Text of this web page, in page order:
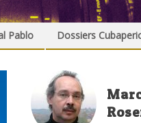
Pablo Dossiers